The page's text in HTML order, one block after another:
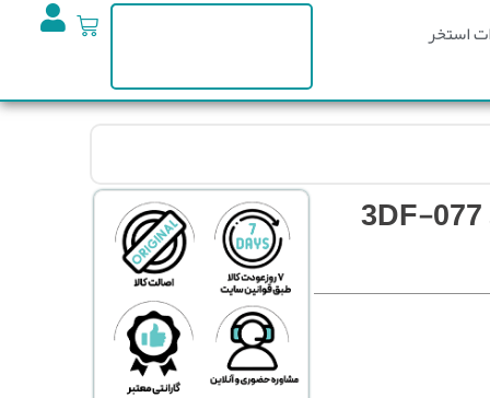
استخر